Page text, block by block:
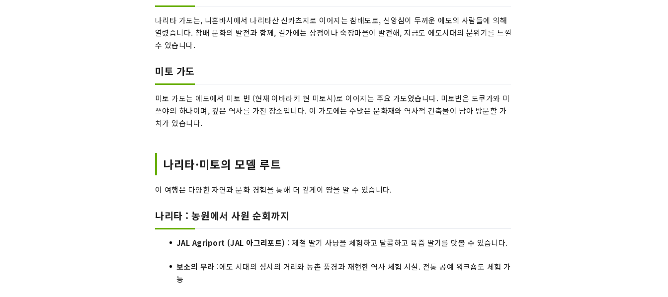
나리타 가도는, 니혼바시에서 나리타산 신카츠지로 이어지는 참배도로, 신앙심이 두꺼운 에도의 사람들에 의해
열렸습니다. 참배 문화의 발전과 함께, 길가에는 상점이나 숙장마을이 발전해, 지금도 에도시대의 분위기를 느낄
수 있습니다.
미토 가도
미토 가도는 에도에서 미토 번 (현재 이바라키 현 미토시)로 이어지는 주요 가도였습니다. 미토번은 도쿠가와 미
쓰야의 하나이며, 깊은 역사를 가진 장소입니다. 이 가도에는 수많은 문화재와 역사적 건축물이 남아 방문할 가
치가 있습니다.
나리타·미토의 모델 루트
이 여행은 다양한 자연과 문화 경험을 통해 더 깊게이 땅을 알 수 있습니다.
나리타 : 농원에서 사원 순회까지
JAL Agriport (JAL 아그리포트) : 제철 딸기 사냥을 체험하고 달콤하고 육즙 딸기를 맛볼 수 있습니다.
보소의 무라 :에도 시대의 성시의 거리와 농촌 풍경과 재현한 역사 체험 시설. 전통 공예 워크숍도 체험 가
능